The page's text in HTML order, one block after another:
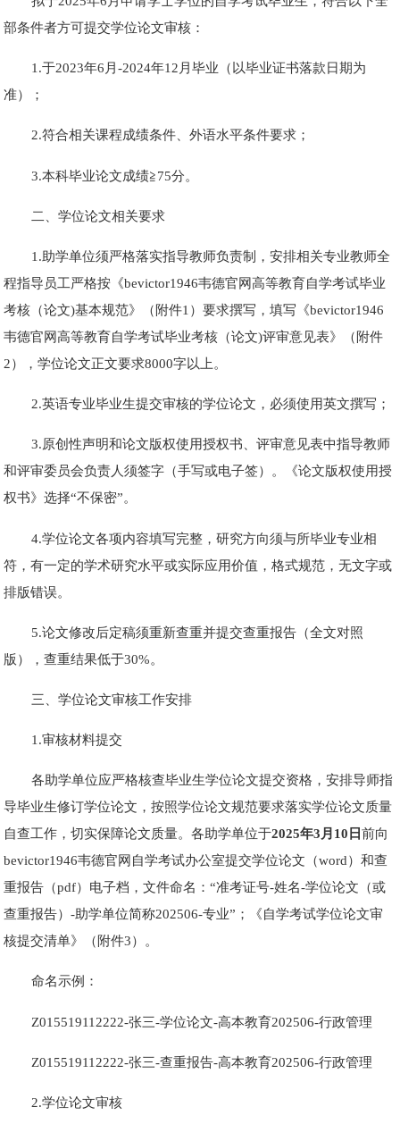
部条件者方可提交学位论文审核：
1.于2023年6月-2024年12月毕业（以毕业证书落款日期为
准）；
2.符合相关课程成绩条件、外语水平条件要求；
3.本科毕业论文成绩≧75分。
二、学位论文相关要求
1.助学单位须严格落实指导教师负责制，安排相关专业教师全
程指导员工严格按《bevictor1946韦德官网高等教育自学考试毕业
考核（论文)基本规范》（附件1）要求撰写，填写《bevictor1946
韦德官网高等教育自学考试毕业考核（论文)评审意见表》（附件
2），学位论文正文要求8000字以上。
2.英语专业毕业生提交审核的学位论文，必须使用英文撰写；
3.原创性声明和论文版权使用授权书、评审意见表中指导教师
和评审委员会负责人须签字（手写或电子签）。《论文版权使用授
权书》选择“不保密”。
4.学位论文各项内容填写完整，研究方向须与所毕业专业相
符，有一定的学术研究水平或实际应用价值，格式规范，无文字或
排版错误。
5.论文修改后定稿须重新查重并提交查重报告（全文对照
版），查重结果低于30%。
三、学位论文审核工作安排
1.审核材料提交
各助学单位应严格核查毕业生学位论文提交资格，安排导师指
导毕业生修订学位论文，按照学位论文规范要求落实学位论文质量
自查工作，切实保障论文质量。各助学单位于2025年3 月10 日前向
bevictor1946韦德官网自学考试办公室提交学位论文（word）和查
重报告（pdf）电子档，文件命名：“准考证号-姓名-学位论文（或
查重报告）-助学单位简称202506-专业”；《自学考试学位论文审
核提交清单》（附件3）。
命名示例：
Z015519112222-张三-学位论文-高本教育202506-行政管理
Z015519112222-张三-查重报告-高本教育202506-行政管理
2.学位论文审核